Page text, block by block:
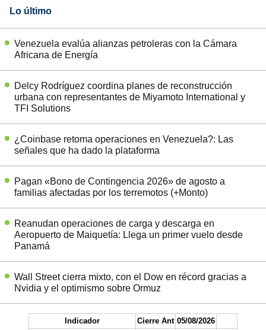
Lo último
Venezuela evalúa alianzas petroleras con la Cámara
Africana de Energía
Delcy Rodríguez coordina planes de reconstrucción
urbana con representantes de Miyamoto International y
TFI Solutions
¿Coinbase retoma operaciones en Venezuela?: Las
señales que ha dado la plataforma
Pagan «Bono de Contingencia 2026» de agosto a
familias afectadas por los terremotos (+Monto)
Reanudan operaciones de carga y descarga en
Aeropuerto de Maiquetía: Llega un primer vuelo desde
Panamá
Wall Street cierra mixto, con el Dow en récord gracias a
Nvidia y el optimismo sobre Ormuz
Indicador Cierre Ant 05/08/2026